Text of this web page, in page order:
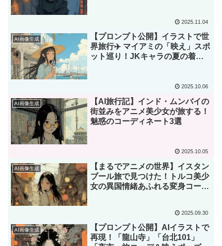
2025.11.04
AI画像生成
【プロンプト公開】イラストで世
界旅行✈️ マイアミの「映え」スポ
ット巡り！JKキャラの夏の着回
2025.10.06
AI画像生成
【AI旅行記】インド・ムンバイの
街並みをアニメ美少女が旅する！
魅惑のコーディネート3選
2025.10.05
AI画像生成
【まるでアニメの世界】イスタン
ブール旅で見つけた！トルコ美少
女の異国情緒あふれる変身コーデ
2025.09.30
AI画像生成
【プロンプト公開】AIイラストで
再現！「龍山寺」「台北101」